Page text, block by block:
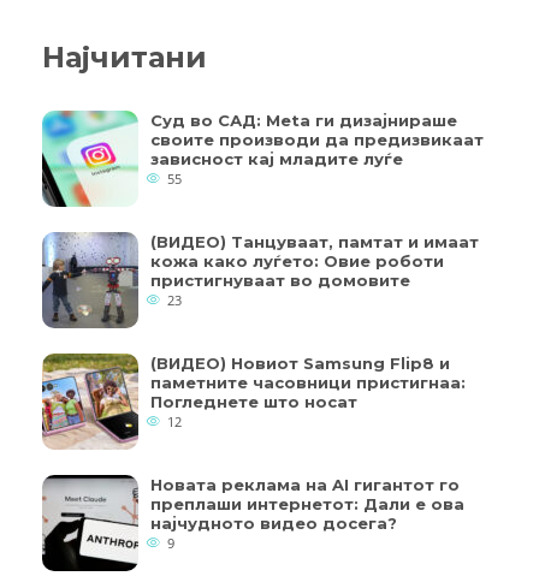
Најчитани
Суд во САД: Meta ги дизајнираше
своите производи да предизвикаат
зависност кај младите луѓе
55
(ВИДЕО) Танцуваат, памтат и имаат
кожа како луѓето: Овие роботи
пристигнуваат во домовите
23
(ВИДЕО) Новиот Samsung Flip8 и
паметните часовници пристигнаа:
Погледнете што носат
12
Новата реклама на AI гигантот го
преплаши интернетот: Дали е ова
најчудното видео досега?
9